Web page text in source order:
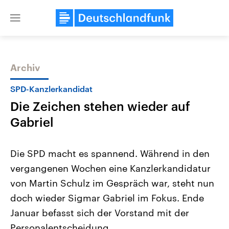
Close
Themen
Landtagswahl Sachsen-Anhalt
2026
Alle Informationen
Sachsen-Anhalt wählt am 6.
September 2026 einen neuen
Landtag. Seit 2021 wird das
Bundesland von einer Koalition aus
USA
Aktuelle Beiträge,
Hintergründe
Wirtschaftlich und
gehören die Vereinigten
den mächtigsten Ländern
Archiv
SPD-Kanzlerkandidat
Die Zeichen stehen wieder auf
Gabriel
Die SPD macht es spannend. Während in den
vergangenen Wochen eine Kanzlerkandidatur
von Martin Schulz im Gespräch war, steht nun
doch wieder Sigmar Gabriel im Fokus. Ende
Januar befasst sich der Vorstand mit der